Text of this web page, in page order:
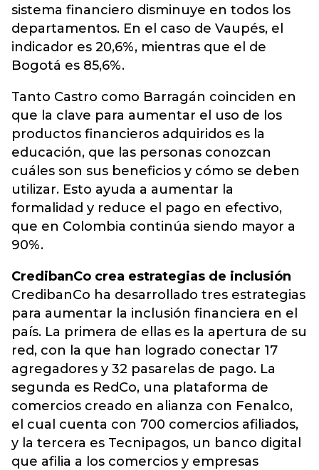
sistema financiero disminuye en todos los
departamentos. En el caso de Vaupés, el
indicador es 20,6%, mientras que el de
Bogotá es 85,6%.
Tanto Castro como Barragán coinciden en
que la clave para aumentar el uso de los
productos financieros adquiridos es la
educación, que las personas conozcan
cuáles son sus beneficios y cómo se deben
utilizar. Esto ayuda a aumentar la
formalidad y reduce el pago en efectivo,
que en Colombia continúa siendo mayor a
90%.
CredibanCo crea estrategias de inclusión
CredibanCo ha desarrollado tres estrategias
para aumentar la inclusión financiera en el
país. La primera de ellas es la apertura de su
red, con la que han logrado conectar 17
agregadores y 32 pasarelas de pago. La
segunda es RedCo, una plataforma de
comercios creado en alianza con Fenalco,
el cual cuenta con 700 comercios afiliados,
y la tercera es Tecnipagos, un banco digital
que afilia a los comercios y empresas